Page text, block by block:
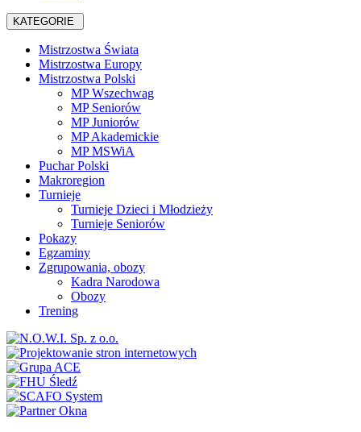
KATEGORIE
Mistrzostwa Świata
Mistrzostwa Europy
Mistrzostwa Polski
MP Wszechwag
MP Seniorów
MP Juniorów
MP Akademickie
MP MSWiA
Puchar Polski
Makroregion
Turnieje
Turnieje Dzieci i Młodzieży
Turnieje Seniorów
Pokazy
Egzaminy
Zgrupowania, obozy
Kadra Narodowa
Obozy
Trening